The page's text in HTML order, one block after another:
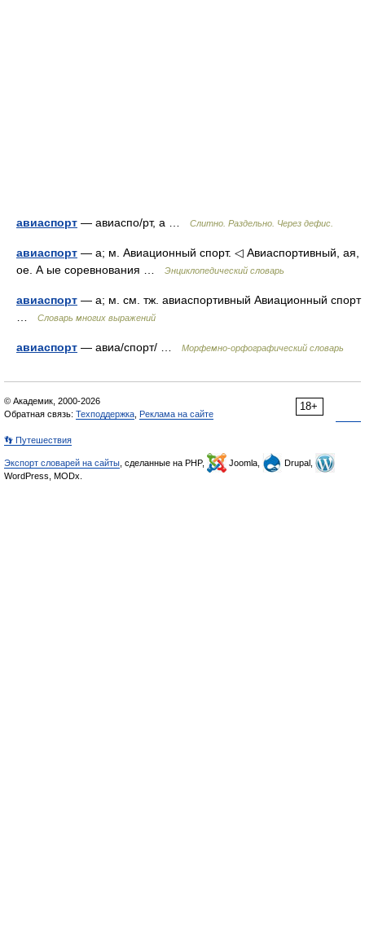
авиаспорт — авиаспо/рт, а … Слитно. Раздельно. Через дефис.
авиаспорт — а; м. Авиационный спорт. ◁ Авиаспортивный, ая,
ое. А ые соревнования …
Энциклопедический словарь
авиаспорт — а; м. см. тж. авиаспортивный Авиационный спорт
Словарь многих выражений
авиаспорт — авиа/спорт/ … Морфемно-орфографический словарь
18+
© Академик, 2000-2026
Обратная связь: Техподдержка Реклама на сайте
👣 Путешествия
Экспорт словарей на сайты , сделанные на PHP, Joomla,
Drupal,
WordPress, MODx.